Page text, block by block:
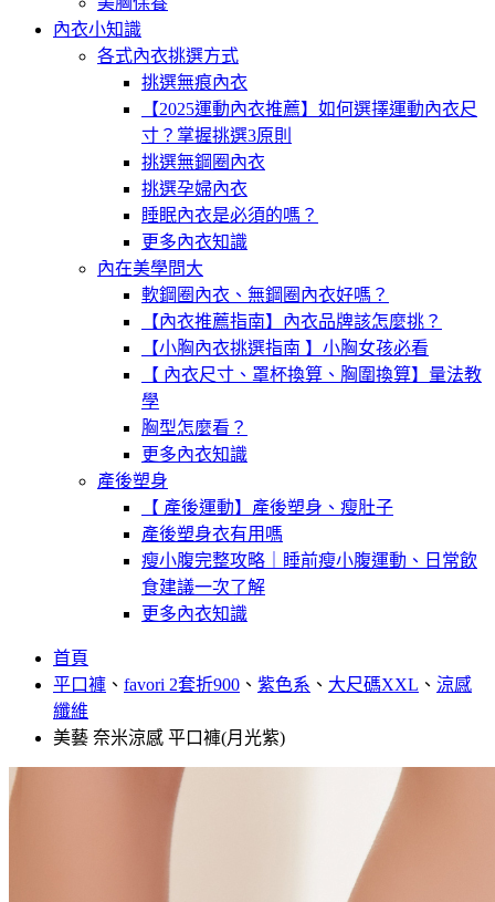
內衣小知識
各式內衣挑選方式
挑選無痕內衣
【2025運動內衣推薦】如何選擇運動內衣尺
寸？掌握挑選3原則
挑選無鋼圈內衣
挑選孕婦內衣
睡眠內衣是必須的嗎？
更多內衣知識
內在美學問大
軟鋼圈內衣、無鋼圈內衣好嗎？
【內衣推薦指南】內衣品牌該怎麼挑？
【小胸內衣挑選指南 】小胸女孩必看
【 內衣尺寸、罩杯換算、胸圍換算】量法教
學
胸型怎麼看？
更多內衣知識
產後塑身
【 產後運動】產後塑身、瘦肚子
產後塑身衣有用嗎
瘦小腹完整攻略｜睡前瘦小腹運動、日常飲
食建議一次了解
更多內衣知識
首頁
平口褲 、 favori 2套折900 、 紫色系 、 大尺碼XXL 、 涼感
纖維
美藝 奈米涼感 平口褲(月光紫)